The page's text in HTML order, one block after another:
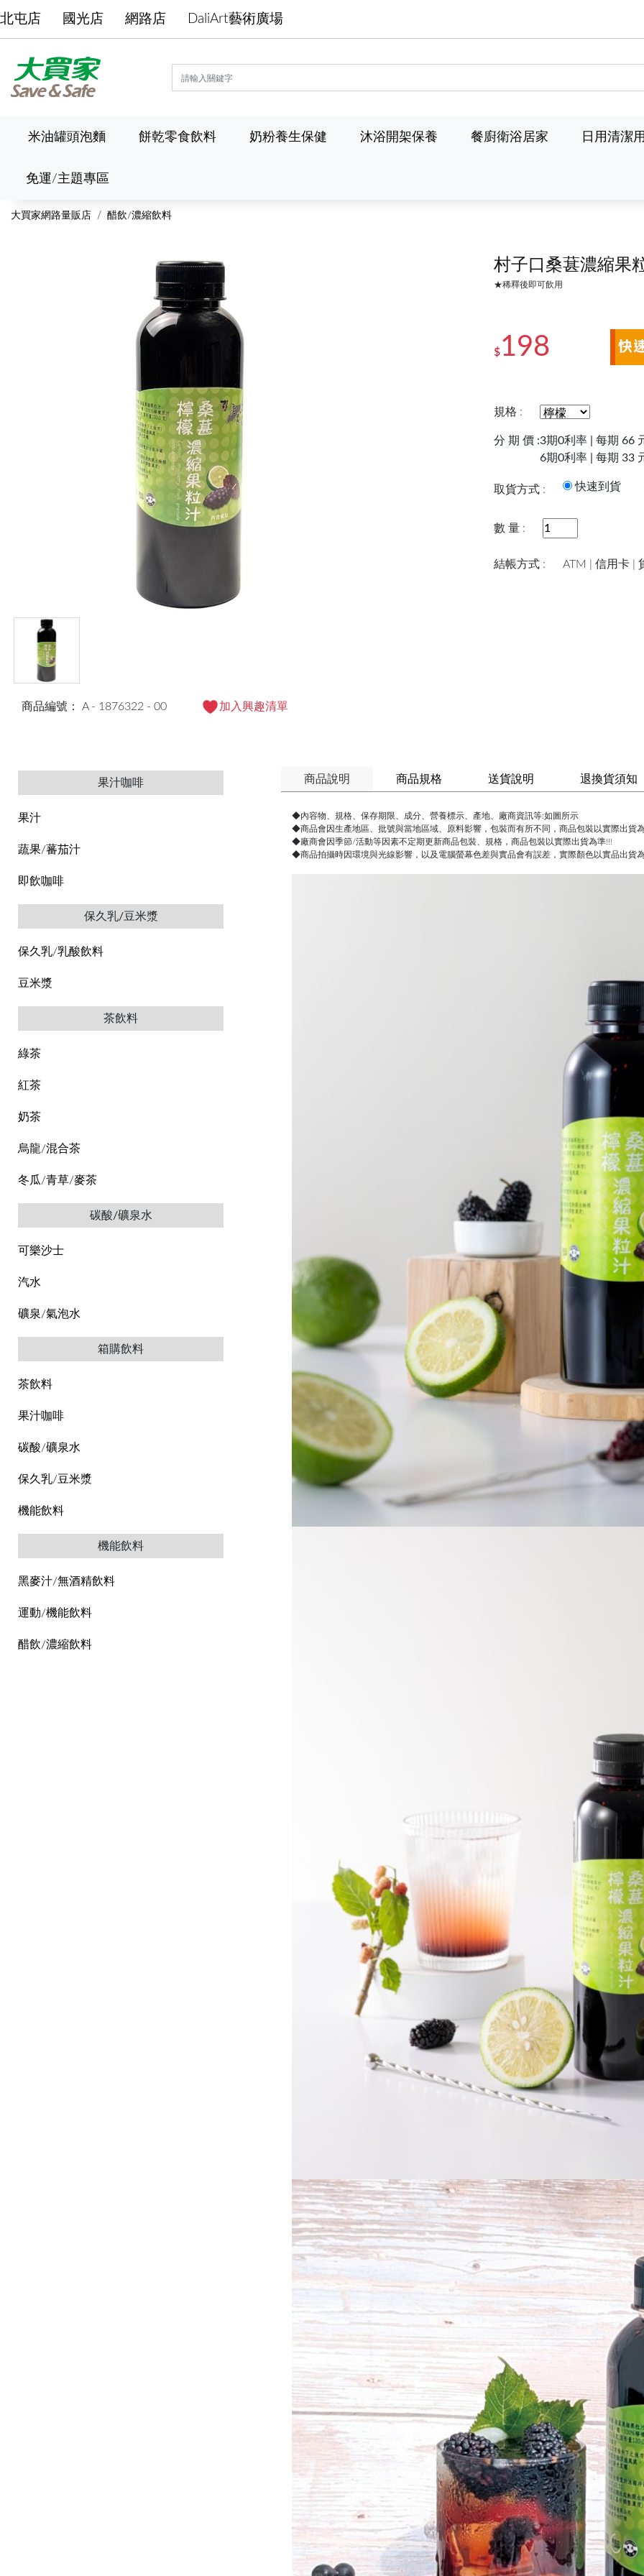
北屯店 國光店 網路店 DaliArt藝術廣場
米油罐頭泡麵 餅乾零食飲料 奶粉養生保健 沐浴開架保養 餐廚衛浴居家 日用清潔
免運/主題專區
大買家網路量販店 醋飲/濃縮飲料
商品編號： A - 1876322 - 00 加入興趣清單
村子口桑葚濃縮果
★稀釋後即可飲用
$198
規格 :
分 期 價 :3期0利率 | 每期 66
6期0利率 | 每期 33
取貨方式 : 快速到貨
數 量 :
結帳方式 : ATM | 信用卡 |
果汁咖啡
果汁
蔬果/蕃茄汁
即飲咖啡
保久乳/豆米漿
保久乳/乳酸飲料
豆米漿
茶飲料
綠茶
紅茶
奶茶
烏龍/混合茶
冬瓜/青草/麥茶
碳酸/礦泉水
可樂沙士
汽水
礦泉/氣泡水
箱購飲料
茶飲料
果汁咖啡
碳酸/礦泉水
保久乳/豆米漿
機能飲料
機能飲料
黑麥汁/無酒精飲料
運動/機能飲料
醋飲/濃縮飲料
商品說明 商品規格 送貨說明 退換貨須知
◆內容物、規格、保存期限、成分、營養標示、產地、廠商資訊等:如圖所示
◆商品會因生產地區、批號與當地區域、原料影響，包裝而有所不同，商品包裝以實際出貨
◆廠商會因季節/活動等因素不定期更新商品包裝、規格，商品包裝以實際出貨為準!!!
◆商品拍攝時因環境與光線影響，以及電腦螢幕色差與實品會有誤差，實際顏色以實品出貨為